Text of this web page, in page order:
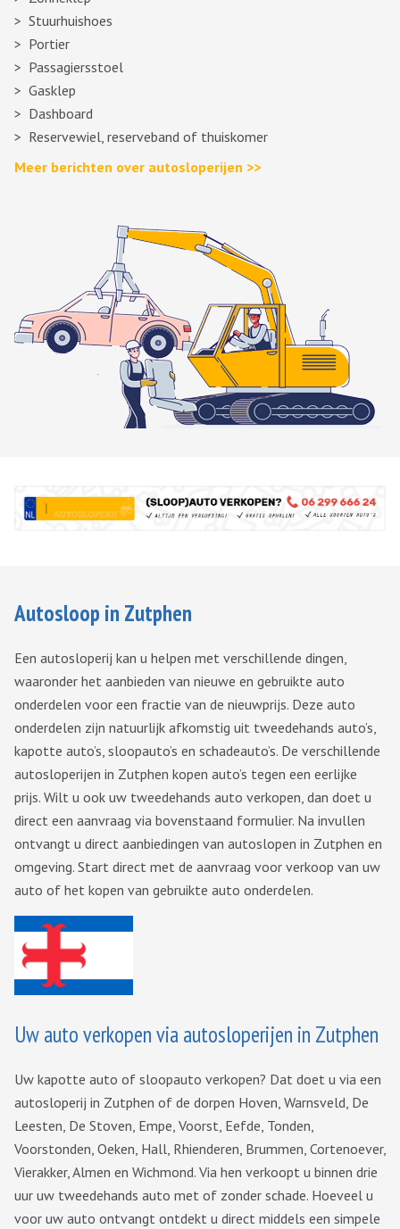
Stuurhuishoes
Portier
Passagiersstoel
Gasklep
Dashboard
Reservewiel, reserveband of thuiskomer
Meer berichten over autosloperijen >>
Autosloop in Zutphen
Een autosloperij kan u helpen met verschillende dingen,
waaronder het aanbieden van nieuwe en gebruikte auto
onderdelen voor een fractie van de nieuwprijs. Deze auto
onderdelen zijn natuurlijk afkomstig uit tweedehands auto’s,
kapotte auto’s, sloopauto’s en schadeauto’s. De verschillende
autosloperijen in Zutphen kopen auto’s tegen een eerlijke
prijs. Wilt u ook uw tweedehands auto verkopen, dan doet u
direct een aanvraag via bovenstaand formulier. Na invullen
ontvangt u direct aanbiedingen van autoslopen in Zutphen en
omgeving. Start direct met de aanvraag voor verkoop van uw
auto of het kopen van gebruikte auto onderdelen.
Uw auto verkopen via autosloperijen in Zutphen
Uw kapotte auto of sloopauto verkopen? Dat doet u via een
autosloperij in Zutphen of de dorpen Hoven, Warnsveld, De
Leesten, De Stoven, Empe, Voorst, Eefde, Tonden,
Voorstonden, Oeken, Hall, Rhienderen, Brummen, Cortenoever,
Vierakker, Almen en Wichmond. Via hen verkoopt u binnen drie
uur uw tweedehands auto met of zonder schade. Hoeveel u
voor uw auto ontvangt ontdekt u direct middels een simpele